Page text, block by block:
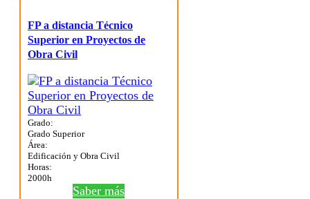
FP a distancia Técnico
Superior en Proyectos de
Obra Civil
Grado:
Grado Superior
Área:
Edificación y Obra Civil
Horas:
2000h
Saber más